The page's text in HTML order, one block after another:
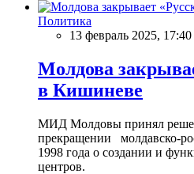
Политика
13 февраль 2025, 17:40
Молдова
в Кишиневе
МИД Молдовы принял
прекращении молдавско-
1998 года о создании и
центров.